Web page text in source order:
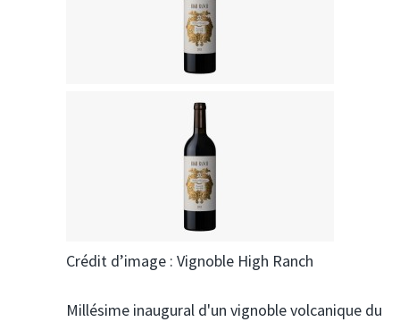
Crédit d’image : Vignoble High Ranch
Millésime inaugural d'un vignoble volcanique du